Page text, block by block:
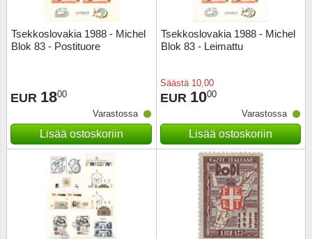
Tsekkoslovakia 1988 - Michel
Blok 83 - Postituore
EUR 1800
Varastossa
Lisää ostoskoriin
Tsekkoslovakia 1988 - Michel
Blok 83 - Leimattu
Säästä 10,00
EUR 1000
Varastossa
Lisää ostoskoriin